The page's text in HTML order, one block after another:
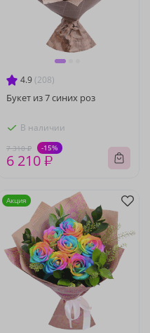
4.9 (208)
Букет из 7 синих роз
В наличии
7 310 ₽ -15%
6 210 ₽
Акция